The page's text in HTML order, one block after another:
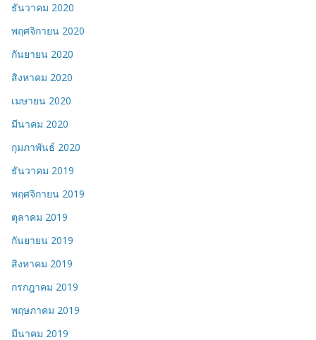
ธันวาคม 2020
พฤศจิกายน 2020
กันยายน 2020
สิงหาคม 2020
เมษายน 2020
มีนาคม 2020
กุมภาพันธ์ 2020
ธันวาคม 2019
พฤศจิกายน 2019
ตุลาคม 2019
กันยายน 2019
สิงหาคม 2019
กรกฎาคม 2019
พฤษภาคม 2019
มีนาคม 2019